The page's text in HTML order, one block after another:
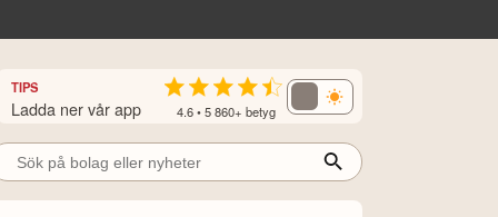
TIPS
Ladda ner vår app 4.6 • 5 860+ betyg